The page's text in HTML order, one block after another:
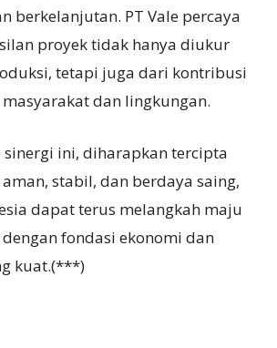
berkelanjutan. PT Vale percaya
proyek tidak hanya diukur
tetapi juga dari kontribusi
dan lingkungan.
sinergi ini, diharapkan tercipta
stabil, dan berdaya saing,
dapat terus melangkah maju
fondasi ekonomi dan
kuat.(***)